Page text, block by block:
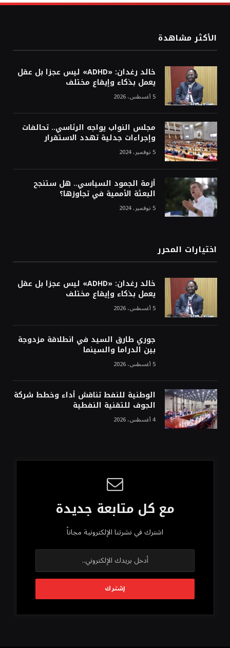
الأكثر مشاهدة
خالد رغدان: «ADHD» ليس عجزا بل عقل
يعمل بذكاء وإيقاع مختلف
5 أغسطس، 2026
مجلس النواب يواجه الرئاسي.. تحالفات
وإجراءات جدلية تهدد الاستقرار
5 نوفمبر، 2024
أزمة الجمود السياسي.. هل ستنجح
البعثة الأممية في تجاوزها؟
5 نوفمبر، 2024
اختيارات المحرر
خالد رغدان: «ADHD» ليس عجزا بل عقل
يعمل بذكاء وإيقاع مختلف
5 أغسطس، 2026
جوري طارق السيد في انطلاقة مزدوجة
بين الدراما والسينما
5 أغسطس، 2026
الوطنية للنفط تناقش أداء وخطط شركة
الجوف للتقنية النفطية
4 أغسطس، 2026
مع كل متابعة جديدة
اشترك في نشرتنا الإلكترونية مجاناً